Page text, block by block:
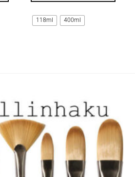
tuotteella
on
118ml 400ml